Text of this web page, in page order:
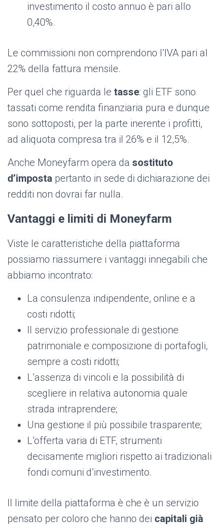
investimento il costo annuo è pari allo
0,40%.
Le commissioni non comprendono l’IVA pari al
22% della fattura mensile.
Per quel che riguarda le tasse: gli ETF sono
tassati come rendita finanziaria pura e dunque
sono sottoposti, per la parte inerente i profitti,
ad aliquota compresa tra il 26% e il 12,5%.
Anche Moneyfarm opera da sostituto
d’imposta pertanto in sede di dichiarazione dei
redditi non dovrai far nulla.
Vantaggi e limiti di Moneyfarm
Viste le caratteristiche della piattaforma
possiamo riassumere i vantaggi innegabili che
abbiamo incontrato:
La consulenza indipendente, online e a
costi ridotti;
Il servizio professionale di gestione
patrimoniale e composizione di portafogli,
sempre a costi ridotti;
L’assenza di vincoli e la possibilità di
scegliere in relativa autonomia quale
strada intraprendere;
Una gestione il più possibile trasparente;
L’offerta varia di ETF, strumenti
decisamente migliori rispetto ai tradizionali
fondi comuni d’investimento.
Il limite della piattaforma è che è un servizio
pensato per coloro che hanno dei capitali già